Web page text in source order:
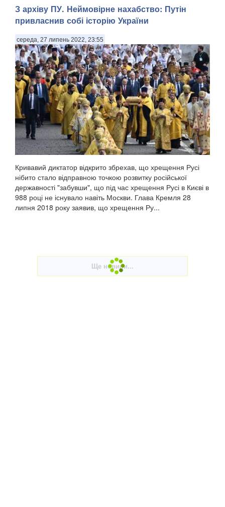
З архіву ПУ. Неймовірне нахабство: Путін
привласнив собі історію України
середа, 27 липень 2022, 23:55
Кривавий диктатор відкрито збрехав, що хрещення Русі
нібито стало відправною точкою розвитку російської
державності "забувши", що під час хрещення Русі в Києві в
988 році не існувало навіть Москви. Глава Кремля 28
липня 2018 року заявив, що хрещення Ру...